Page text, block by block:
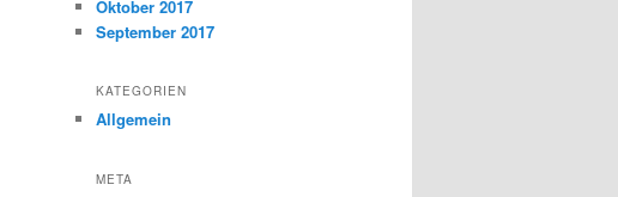
Oktober 2017
September 2017
KATEGORIEN
Allgemein
META